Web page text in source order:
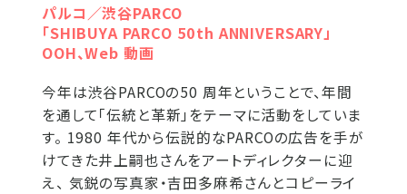
パルコ／渋谷PARCO
「SHIBUYA PARCO 50th ANNIVERSARY」
OOH、Web 動画
今年は渋谷PARCOの50 周年ということで、年間
を通して「伝統と革新」をテーマに活動をしていま
す。 1980 年代から伝説的なPARCOの広告を手が
けてきた井上嗣也さんをアートディレクターに迎
え、 気鋭の写真家・吉田多麻希さんとコピーライ